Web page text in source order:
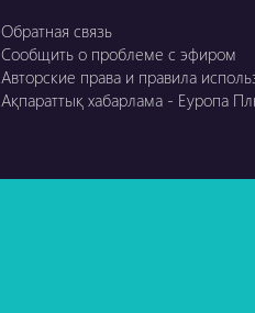
Обратная связь
Сообщить о проблеме с эфиром
Авторские права и правила
Ақпараттық хабарлама - Еуропа